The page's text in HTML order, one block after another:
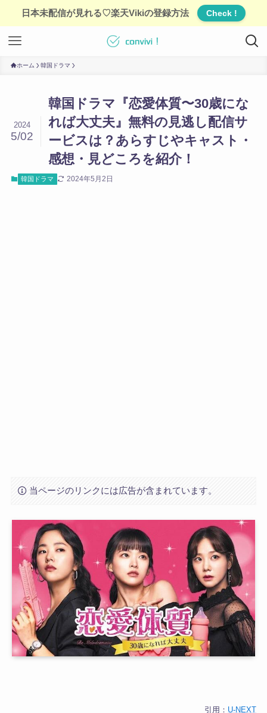
日本未配信が見れる♡楽天Vikiの登録方法 Check !
ホーム 韓国ドラマ
韓国ドラマ『恋愛体質〜30歳にな
れば大丈夫』無料の見逃し配信サ
ービスは？あらすじやキャスト・
感想・見どころを紹介！
2024
5/02
韓国ドラマ 2024年5月2日
当ページのリンクには広告が含まれています。
引用： U-NEXT